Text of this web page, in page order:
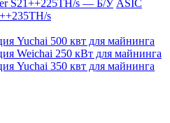
S21++225TH/s — Б/У ASIC
s
Yuchai 500 квт для майнинга
Weichai 250 кВт для майнинга
Yuchai 350 квт для майнинга